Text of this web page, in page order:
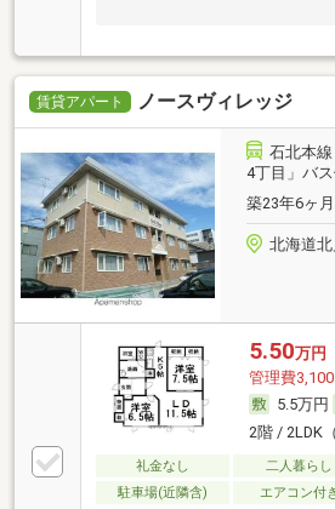
賃貸アパート ノースヴィレッジ
石北本
4丁目」バ
築23年6ヶ
北海道
5.50万円
管理費3,100
5.5万円
2階 / 2LDK
礼金なし 二人暮らし
駐車場(近隣含)
エアコン付